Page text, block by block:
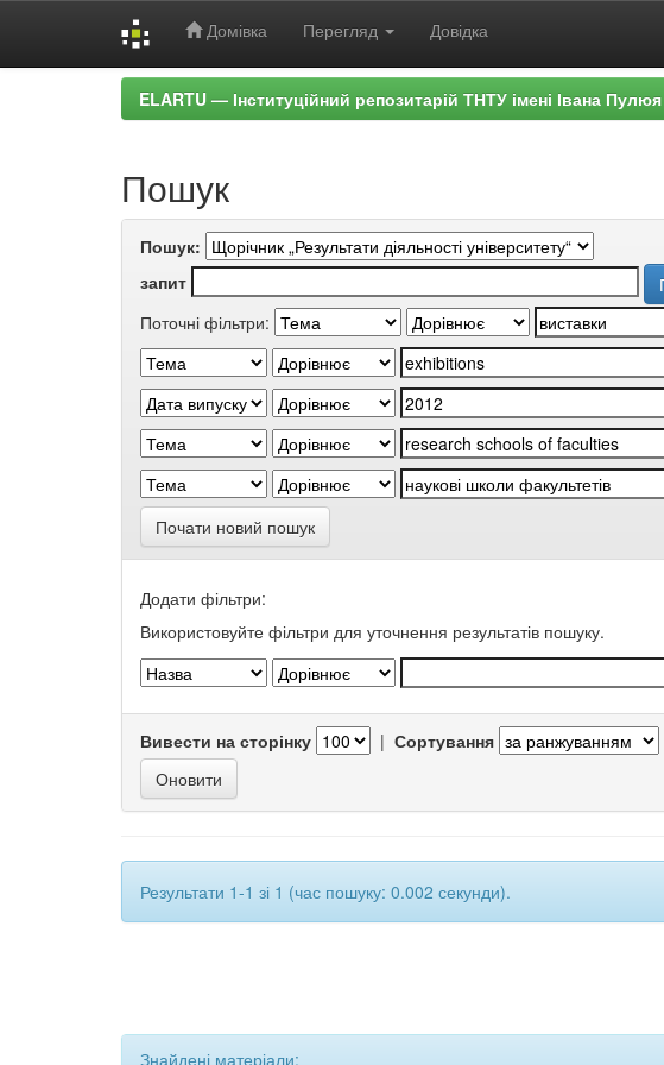
Домівка Перегляд Довідка
ELARTU — Інституційний репозитарій ТНТУ імені Івана Пулюя
Пошук
Пошук:
запит
Поточні фільтри:
Почати новий пошук
Додати фільтри:
Використовуйте фільтри для уточнення результатів пошуку.
Вивести на сторінку | Сортування
Результати 1-1 зі 1 (час пошуку: 0.002 секунди).
Знайдені матеріали: